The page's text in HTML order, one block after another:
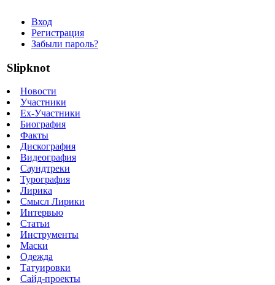
Вход
Регистрация
Забыли пароль?
Slipknot
Новости
Участники
Ex-Участники
Биография
Факты
Дискография
Видеография
Саундтреки
Турография
Лирика
Смысл Лирики
Интервью
Статьи
Инструменты
Маски
Одежда
Татуировки
Сайд-проекты